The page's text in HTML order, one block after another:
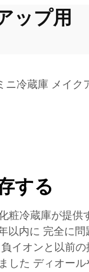
ップ用
ニ冷蔵庫 メイク
する
粧冷蔵庫が提
以内に 完全に
負イオンと以前
した ディオー